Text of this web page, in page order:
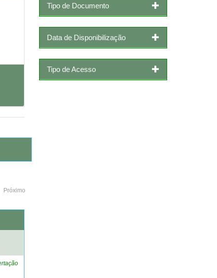
Próximo
Tipo de Documento
Data de Disponibilização
Tipo de Acesso